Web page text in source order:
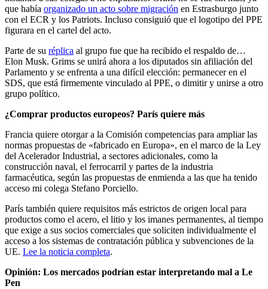
que había organizado un acto sobre migración en Estrasburgo junto
con el ECR y los Patriots. Incluso consiguió que el logotipo del PPE
figurara en el cartel del acto.
Parte de su réplica al grupo fue que ha recibido el respaldo de…
Elon Musk. Grims se unirá ahora a los diputados sin afiliación del
Parlamento y se enfrenta a una difícil elección: permanecer en el
SDS, que está firmemente vinculado al PPE, o dimitir y unirse a otro
grupo político.
¿Comprar productos europeos? París quiere más
Francia quiere otorgar a la Comisión competencias para ampliar las
normas propuestas de «fabricado en Europa», en el marco de la Ley
del Acelerador Industrial, a sectores adicionales, como la
construcción naval, el ferrocarril y partes de la industria
farmacéutica, según las propuestas de enmienda a las que ha tenido
acceso mi colega Stefano Porciello.
París también quiere requisitos más estrictos de origen local para
productos como el acero, el litio y los imanes permanentes, al tiempo
que exige a sus socios comerciales que soliciten individualmente el
acceso a los sistemas de contratación pública y subvenciones de la
UE. Lee la noticia completa.
Opinión: Los mercados podrían estar interpretando mal a Le
Pen